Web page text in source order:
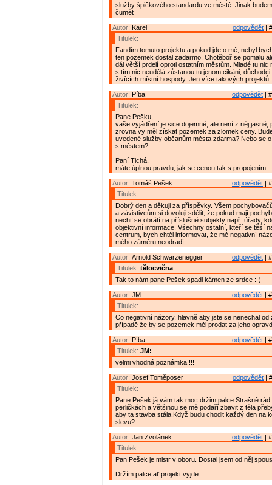
služby špičkového standardu ve městě. Jinak
čumět
odpovědět |
Autor: Karel
Titulek:
Fandím tomuto projektu a pokud jde o mě, nebyl
ten pozemek dostal zadarmo. Chotěboř se pomalu
dál větší prdelí oproti ostatním městům. Mladé tu nic
s tím nic neudělá zůstanou tu jenom cikáni,
živících místní hospody. Jen více takových projektů.
odpovědět |
Autor: Píba
Titulek:
Pane Pešku,
vaše vyjádření je sice dojemné, ale není z něj jasné,
zrovna vy měl získat pozemek za zlomek ceny.
uvedené služby občanům města zdarma? Nebo se
s městem?
Paní Tichá,
máte úplnou pravdu, jak se cenou tak s propojením.
odpovědět |
Autor: Tomáš Pešek
Titulek:
Dobrý den a děkuji za příspěvky. Všem
a závistivcům si dovoluji sdělit, že pokud mají
nechť se obrátí na příslušné subjekty např. úřady,
objektivní informace. Všechny ostatní, kteří se těší
centrum, bych chtěl informovat, že mě negativní
mého záměru neodradí.
odpovědět |
Autor: Arnold Schwarzenegger
Titulek: tělocvična
Tak to nám pane Pešek spadl kámen ze srdce :-)
odpovědět |
Autor: JM
Titulek:
Co negativní názory, hlavně aby jste se nenechal od
případě že by se pozemek měl prodat za jeho
odpovědět |
Autor: Píba
Titulek: JM:
velmi vhodná poznámka !!!
odpovědět |
Autor: Josef Toměposer
Titulek:
Pane Pešek já vám tak moc držim palce.Strašně
perličkách a většinou se mě podaří zbavit z těla
aby ta stavba stála.Když budu chodit každý den na
slevu?
odpovědět |
Autor: Jan Zvolánek
Titulek:
Pan Pešek je mistr v oboru. Dostal jsem od něj
Držím palce ať projekt vyjde.